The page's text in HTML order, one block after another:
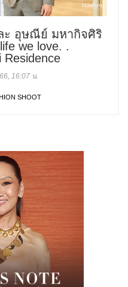
ะ อุษณีย์ มหากิจศิริ
we love. .
Residence
16:07 น.
SHOOT